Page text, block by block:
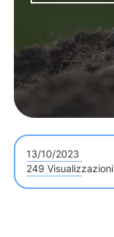
Sustainability
13/10/2023
249 Visualizzazioni